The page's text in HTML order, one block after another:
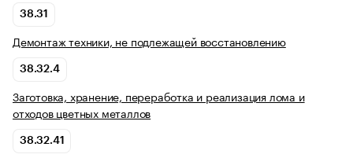
38.31
Демонтаж техники, не подлежащей восстановлению
38.32.4
Заготовка, хранение, переработка и реализация лома и
отходов цветных металлов
38.32.41